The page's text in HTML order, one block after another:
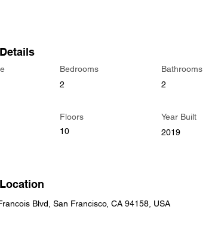
Bedrooms
2
Bathrooms
2
Floors
10
Year Built
2019
Blvd, San Francisco, CA 94158, USA